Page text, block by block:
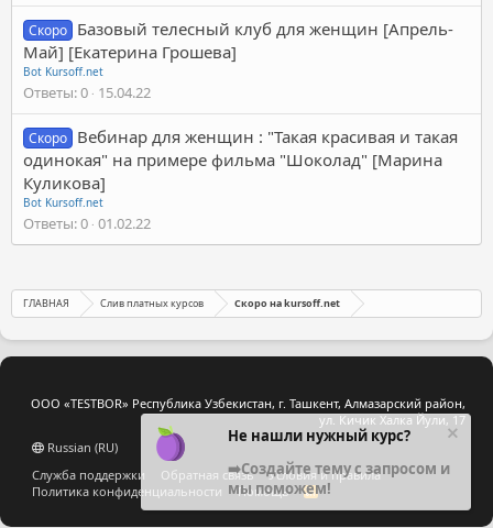
Скоро Базовый телесный клуб для женщин [Апрель-
Май] [Екатерина Грошева]
Bot Kursoff.net
Ответы 0 15.04.22
Скоро Вебинар для женщин : "Такая красивая и такая
одинокая" на примере фильма "Шоколад" [Марина
Куликова]
Bot Kursoff.net
Ответы 0 01.02.22
ГЛАВНАЯ Слив платных курсов Скоро на kursoff.net
ООО «TESTBOR» Республика Узбекистан, г. Ташкент, Алмазарский район,
ул. Кичик Халка Йули, 17
Russian (RU)
Служба поддержки
Обратная связь
Условия и правила
Политика конфиденциальности
Помощь
R
Не нашли нужный курс?
➡️Создайте тему с запросом и
мы поможем!